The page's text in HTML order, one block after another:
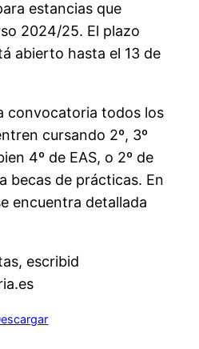
estancias que
2024/25. El plazo
abierto hasta el 13 de
convocatoria todos los
cursando 2º, 3º
4º de EAS, o 2º de
becas de prácticas. En
encuentra detallada
escribid